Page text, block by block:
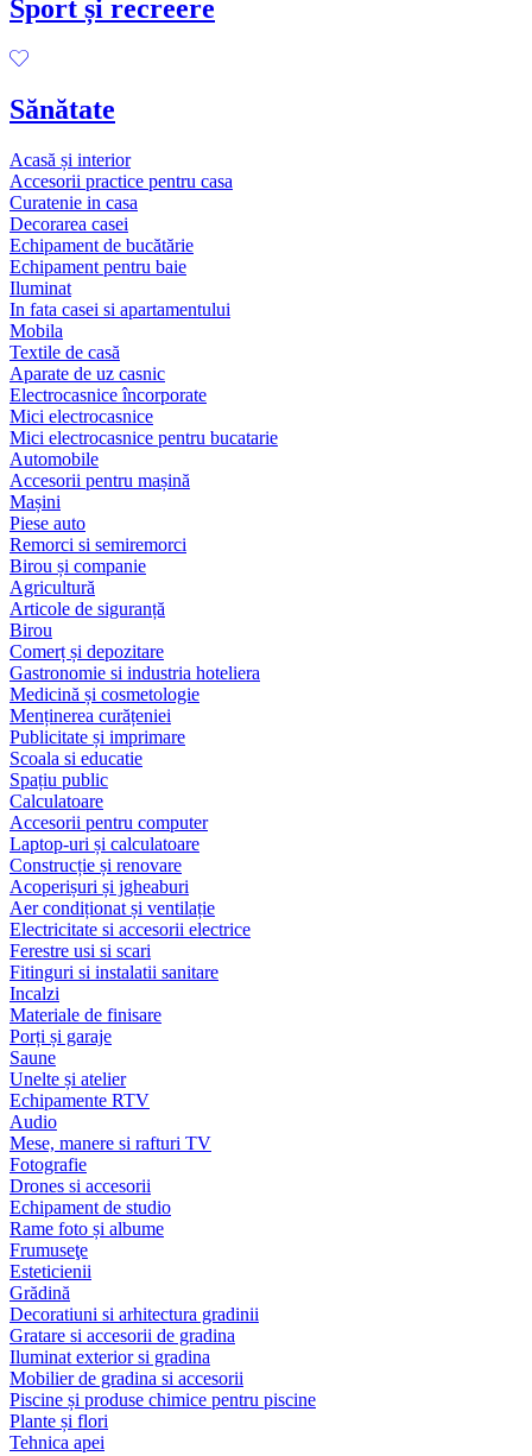
Sport și recreere
Sănătate
Acasă și interior
Accesorii practice pentru casa
Curatenie in casa
Decorarea casei
Echipament de bucătărie
Echipament pentru baie
Iluminat
In fata casei si apartamentului
Mobila
Textile de casă
Aparate de uz casnic
Electrocasnice încorporate
Mici electrocasnice
Mici electrocasnice pentru bucatarie
Automobile
Accesorii pentru mașină
Mașini
Piese auto
Remorci si semiremorci
Birou și companie
Agricultură
Articole de siguranță
Birou
Comerț și depozitare
Gastronomie si industria hoteliera
Medicină și cosmetologie
Menținerea curățeniei
Publicitate și imprimare
Scoala si educatie
Spațiu public
Calculatoare
Accesorii pentru computer
Laptop-uri și calculatoare
Construcție și renovare
Acoperișuri și jgheaburi
Aer condiționat și ventilație
Electricitate si accesorii electrice
Ferestre usi si scari
Fitinguri si instalatii sanitare
Incalzi
Materiale de finisare
Porți și garaje
Saune
Unelte și atelier
Echipamente RTV
Audio
Mese, manere si rafturi TV
Fotografie
Drones si accesorii
Echipament de studio
Rame foto și albume
Frumuseţe
Esteticienii
Grădină
Decoratiuni si arhitectura gradinii
Gratare si accesorii de gradina
Iluminat exterior si gradina
Mobilier de gradina si accesorii
Piscine și produse chimice pentru piscine
Plante și flori
Tehnica apei